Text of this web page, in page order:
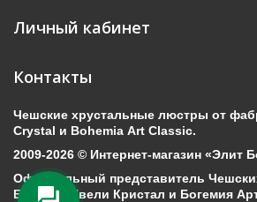
Личный кабинет
Контакты
Чешские хрустальные люстры от
Crystal и Bohemia Art Classic.
2009-2026 © Интернет-магазин «Элит
Официальный представитель
Богемия Ивели Кристал и Богемия